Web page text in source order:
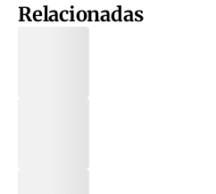
Relacionadas